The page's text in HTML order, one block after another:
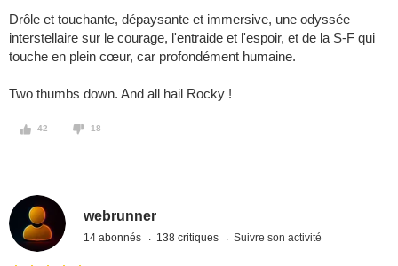
Drôle et touchante, dépaysante et immersive, une odyssée
interstellaire sur le courage, l'entraide et l'espoir, et de la S-F qui
touche en plein cœur, car profondément humaine.
Two thumbs down. And all hail Rocky !
42 18
webrunner
14 abonnés 138 critiques Suivre son activité